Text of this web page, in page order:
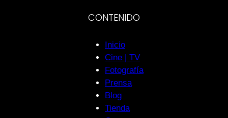
CONTENIDO
Inicio
Cine | TV
Fotografía
Prensa
Blog
Tienda